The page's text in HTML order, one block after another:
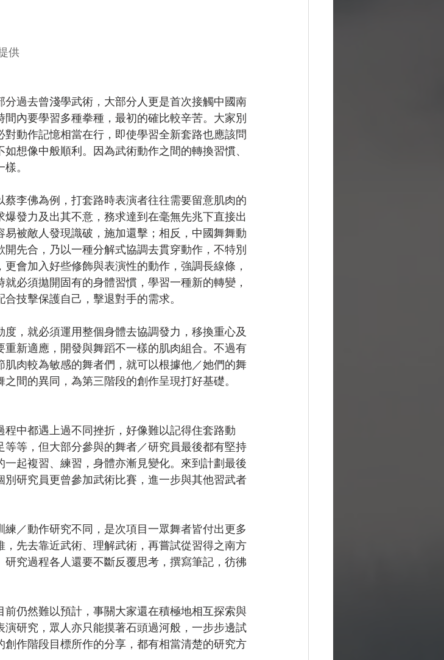
供
過去曾淺學武術，大部分人更是首次接觸中國南
內要學習多種拳種，最初的確比較辛苦。大家別
動作記憶相當在行，即使學習全新套路也應該問
想像中般順利。因為武術動作之間的轉換習慣、
。
李佛為例，打套路時表演者往往需要留意肌肉的
發力及出其不意，務求達到在毫無先兆下直接出
被敵人發現識破，施加還擊；相反，中國舞舞動
先合，乃以一種分解式協調去貫穿動作，不特別
會加入好些修飾與表演性的動作，強調長線條，
必須拋開固有的身體習慣，學習一種新的轉變，
技擊保護自己，擊退對手的需求。
，就必須運用整個身體去協調發力，移換重心及
新適應，開發與舞蹈不一樣的肌肉組合。不過有
肉較為敏感的舞者們，就可以根據他／她們的舞
間的異同，為第三階段的創作呈現打好基礎。
中都遇上過不同挫折，好像難以記得住套路動
等，但大部分參與的舞者／研究員最後都有堅持
起複習、練習，身體亦漸見變化。來到計劃最後
研究員更曾參加武術比賽，進一步與其他習武者
／動作研究不同，是次項目一眾舞者皆付出更多
先去靠近武術、理解武術，再嘗試從習得之南方
究過程各人還要不斷反覆思考，撰寫筆記，彷彿
仍然難以預計，事關大家還在積極地相互探索與
研究，眾人亦只能摸著石頭過河般，一步步邊試
作階段目標所作的分享，都有相當清楚的研究方